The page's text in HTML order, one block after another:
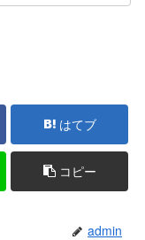
はてブ
コピー
admin